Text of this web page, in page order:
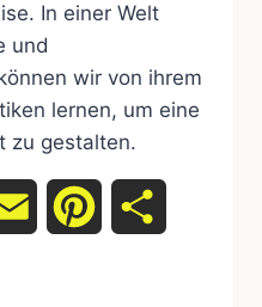
In einer Welt
und
wir von ihrem
lernen, um eine
zu gestalten.
Email Pinterest